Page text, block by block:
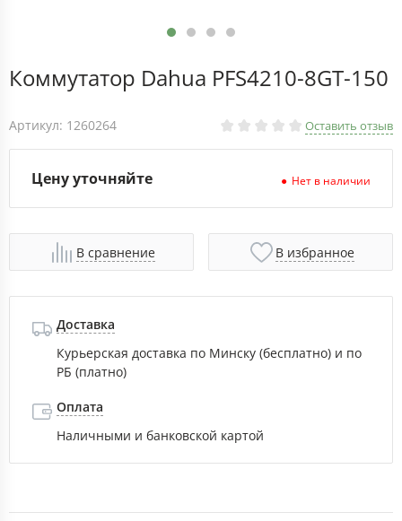
Коммутатор Dahua PFS4210-8GT-150
Артикул: 1260264 Оставить отзыв
Цену уточняйте Нет в наличии
В сравнение В избранное
Доставка
Курьерская доставка по Минску (бесплатно) и по
РБ (платно)
Оплата
Наличными и банковской картой